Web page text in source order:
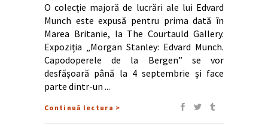
O colecție majoră de lucrări ale lui Edvard
Munch este expusă pentru prima dată în
Marea Britanie, la The Courtauld Gallery.
Expoziția „Morgan Stanley: Edvard Munch.
Capodoperele de la Bergen” se vor
desfășoară până la 4 septembrie și face
parte dintr-un
Continuă lectura >